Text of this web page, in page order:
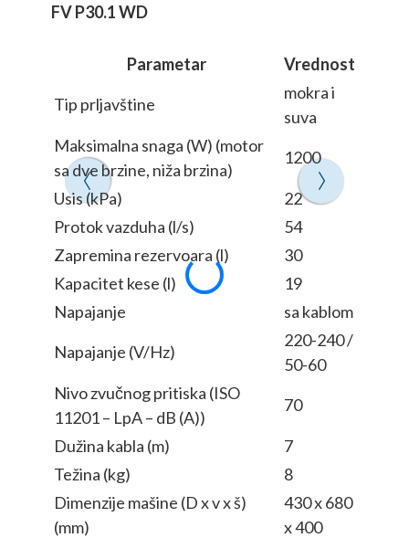
FV P30.1 WD
Parametar
Vrednost
Tip prljavštine
mokra i
suva
Maksimalna snaga (W) (motor
sa dve brzine, niža brzina)
1200
Usis (kPa)
22
Protok vazduha (l/s)
54
Zapremina rezervoara (l)
30
Kapacitet kese (l)
19
Napajanje
sa kablom
Napajanje (V/Hz)
220-240 /
50-60
Nivo zvučnog pritiska (ISO
11201 – LpA – dB (A))
70
Dužina kabla (m)
7
Težina (kg)
8
Dimenzije mašine (D x v x š)
(mm)
430 x 680
x 400